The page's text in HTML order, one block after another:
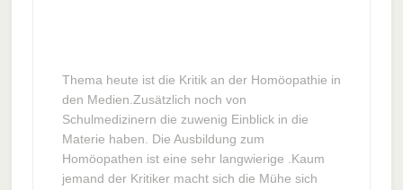
Thema heute ist die Kritik an der Homöopathie in
den Medien.Zusätzlich noch von
Schulmedizinern die zuwenig Einblick in die
Materie haben. Die Ausbildung zum
Homöopathen ist eine sehr langwierige .Kaum
jemand der Kritiker macht sich die Mühe sich